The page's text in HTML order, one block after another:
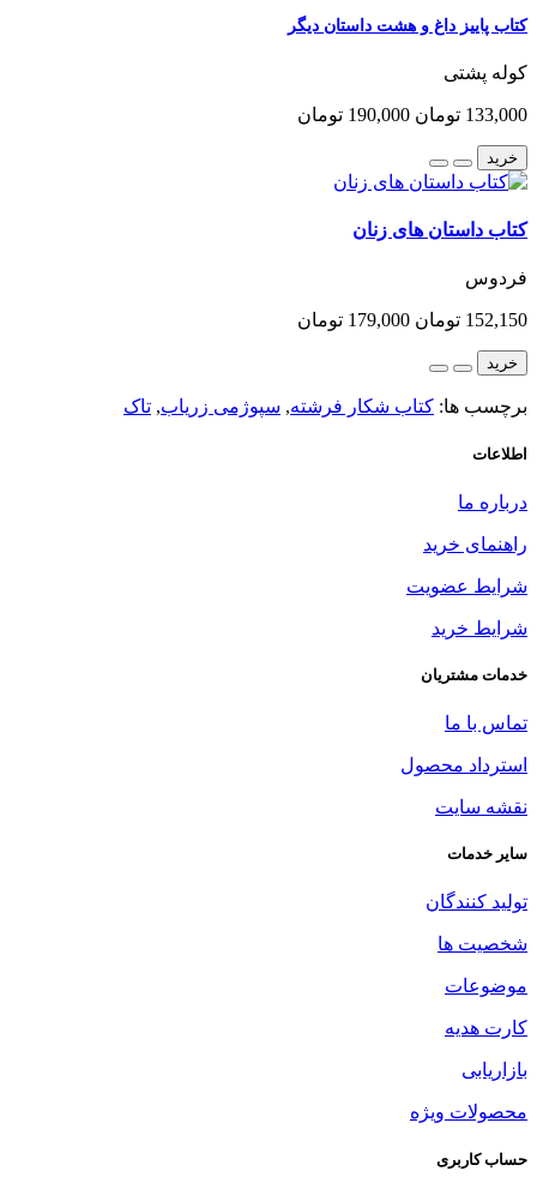
کتاب پاییز داغ و هشت داستان دیگر
کوله پشتی
133,000 تومان 190,000 تومان
خرید
کتاب داستان های زنان
فردوس
152,150 تومان 179,000 تومان
خرید
برچسب ها: کتاب شکار فرشته, سپوژمی زریاب, تاک
اطلاعات
درباره ما
راهنمای خرید
شرایط عضویت
شرایط خرید
خدمات مشتریان
تماس با ما
استرداد محصول
نقشه سایت
سایر خدمات
تولید کنندگان
شخصیت ها
موضوعات
کارت هدیه
بازاریابی
محصولات ویژه
حساب کاربری